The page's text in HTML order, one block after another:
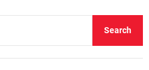
Search